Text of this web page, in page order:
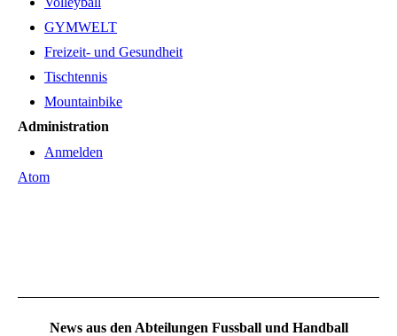
GYMWELT
Freizeit- und Gesundheit
Tischtennis
Mountainbike
Administration
Anmelden
Atom
News aus den Abteilungen Fussball und Handball